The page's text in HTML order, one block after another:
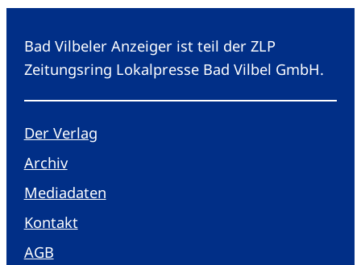
Bad Vilbeler Anzeiger ist teil der ZLP
Zeitungsring Lokalpresse Bad Vilbel GmbH.
Der Verlag
Archiv
Mediadaten
Kontakt
AGB